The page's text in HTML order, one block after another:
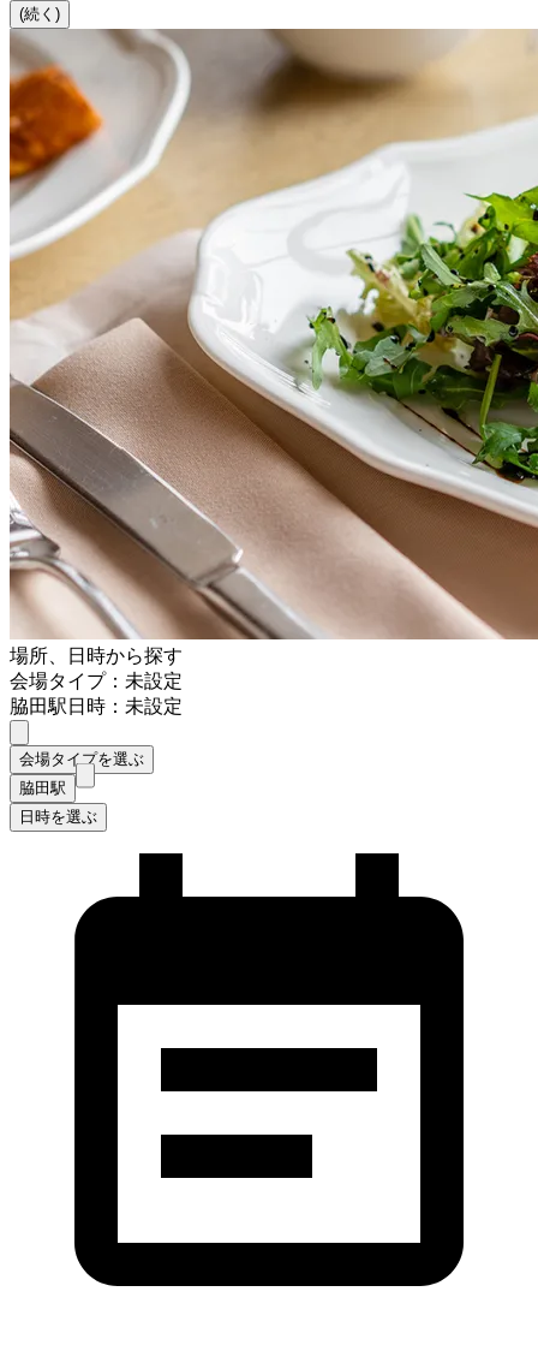
(続く)
場所、日時から探す
会場タイプ：未設定
脇田駅日時：未設定
会場タイプを選ぶ
脇田駅
日時を選ぶ